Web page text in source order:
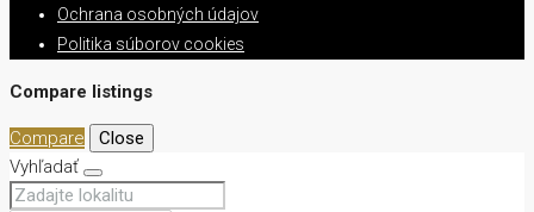
Ochrana osobných údajov
Politika súborov cookies
Compare listings
Compare
Close
Vyhľadať